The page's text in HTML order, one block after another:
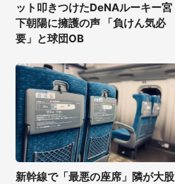
ット叩きつけたDeNAルーキー宮
下朝陽に擁護の声 「負けん気必
要」と球団OB
新幹線で「最悪の座席」隣が大股